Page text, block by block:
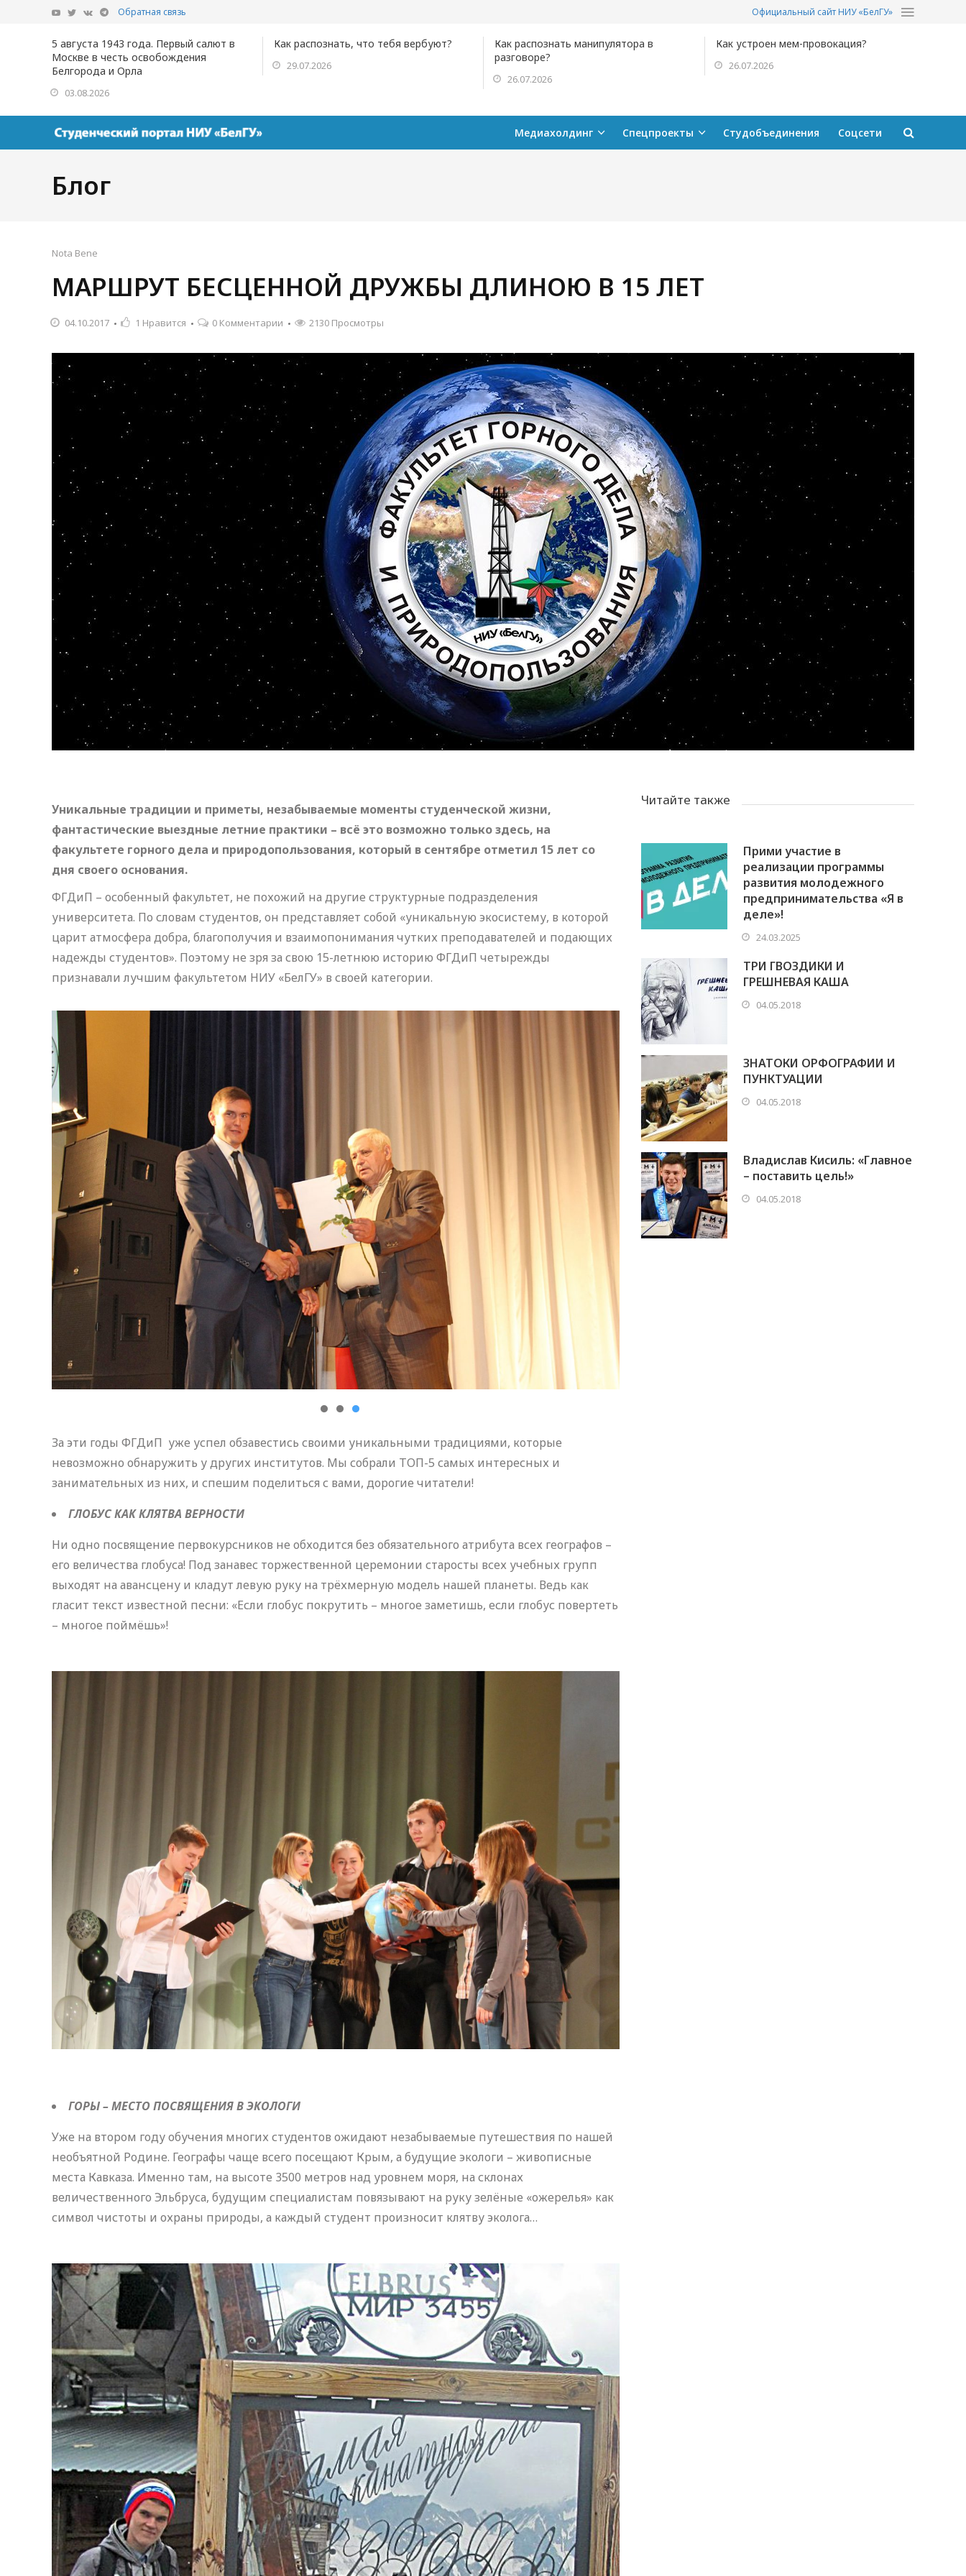
Обратная связь Официальный сайт НИУ «БелГУ»
5 августа 1943 года. Первый салют в
Москве в честь освобождения
Белгорода и Орла
03.08.2026
Как распознать, что тебя вербуют?
29.07.2026
Как распознать манипулятора в
разговоре?
26.07.2026
Как устроен мем-провокация?
26.07.2026
Медиахолдинг Спецпроекты Студобъединения Соцсети
Блог
Nota Bene
МАРШРУТ БЕСЦЕННОЙ ДРУЖБЫ ДЛИНОЮ В 15 ЛЕТ
04.10.2017 1 Нравится 0 Комментарии 2130 Просмотры
Уникальные традиции и приметы, незабываемые моменты студенческой жизни,
фантастические выездные летние практики – всё это возможно только здесь, на
факультете горного дела и природопользования, который в сентябре отметил 15 лет со
дня своего основания.
ФГДиП – особенный факультет, не похожий на другие структурные подразделения
университета. По словам студентов, он представляет собой «уникальную экосистему, в которой
царит атмосфера добра, благополучия и взаимопонимания чутких преподавателей и подающих
надежды студентов». Поэтому не зря за свою 15-летнюю историю ФГДиП четырежды
признавали лучшим факультетом НИУ «БелГУ» в своей категории.
За эти годы ФГДиП уже успел обзавестись своими уникальными традициями, которые
невозможно обнаружить у других институтов. Мы собрали ТОП-5 самых интересных и
занимательных из них, и спешим поделиться с вами, дорогие читатели!
ГЛОБУС КАК КЛЯТВА ВЕРНОСТИ
Ни одно посвящение первокурсников не обходится без обязательного атрибута всех географов –
его величества глобуса! Под занавес торжественной церемонии старосты всех учебных групп
выходят на авансцену и кладут левую руку на трёхмерную модель нашей планеты. Ведь как
гласит текст известной песни: «Если глобус покрутить – многое заметишь, если глобус повертеть
– многое поймёшь»!
ГОРЫ – МЕСТО ПОСВЯЩЕНИЯ В ЭКОЛОГИ
Уже на втором году обучения многих студентов ожидают незабываемые путешествия по нашей
необъятной Родине. Географы чаще всего посещают Крым, а будущие экологи – живописные
места Кавказа. Именно там, на высоте 3500 метров над уровнем моря, на склонах
величественного Эльбруса, будущим специалистам повязывают на руку зелёные «ожерелья» как
символ чистоты и охраны природы, а каждый студент произносит клятву эколога…
Читайте также
Прими участие в
реализации программы
развития молодежного
предпринимательства «Я в
деле»!
24.03.2025
ТРИ ГВОЗДИКИ И
ГРЕШНЕВАЯ КАША
04.05.2018
ЗНАТОКИ ОРФОГРАФИИ И
ПУНКТУАЦИИ
04.05.2018
Владислав Кисиль: «Главное
– поставить цель!»
04.05.2018